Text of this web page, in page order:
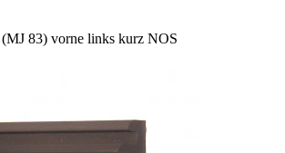
83) vorne links kurz NOS